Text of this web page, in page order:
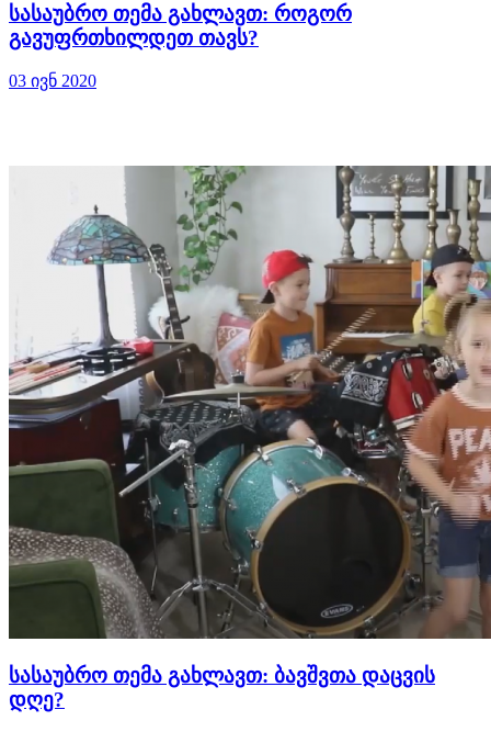
სასაუბრო თემა გახლავთ: როგორ
გავუფრთხილდეთ თავს?
03 ივნ 2020
სასაუბრო თემა გახლავთ: ბავშვთა დაცვის
დღე?